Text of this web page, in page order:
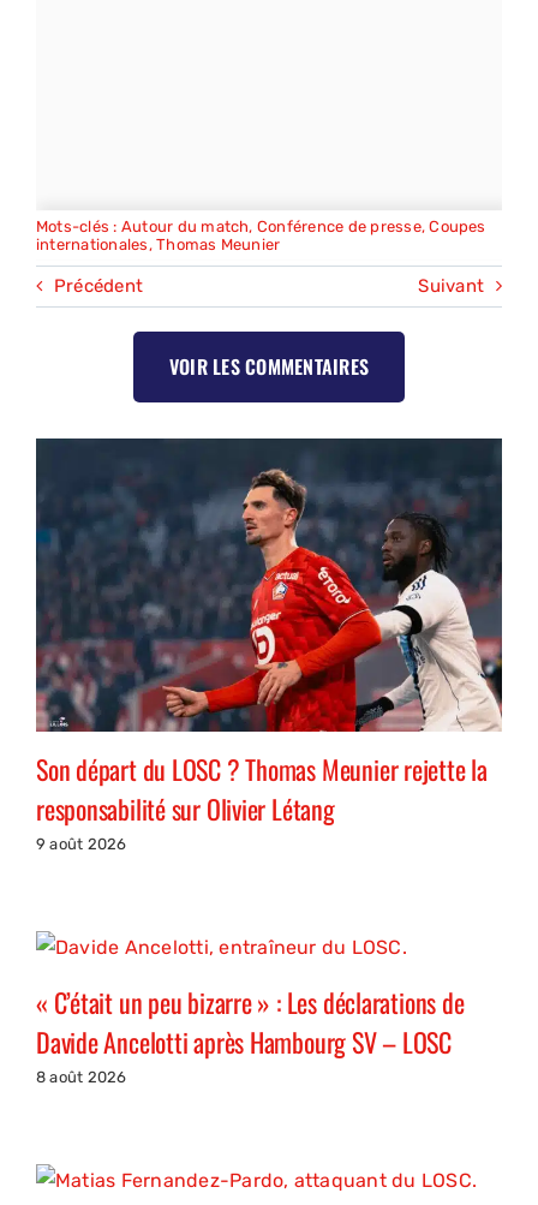
Mots-clés : Autour du match, Conférence de presse,Coupes
internationales ,Thomas Meunier
Précédent Suivant
VOIR LES COMMENTAIRES
Son départ du LOSC ? Thomas Meunier rejette la
responsabilité sur Olivier Létang
9 août 2026
« C’était un peu bizarre » : Les déclarations de
Davide Ancelotti après Hambourg SV – LOSC
8 août 2026